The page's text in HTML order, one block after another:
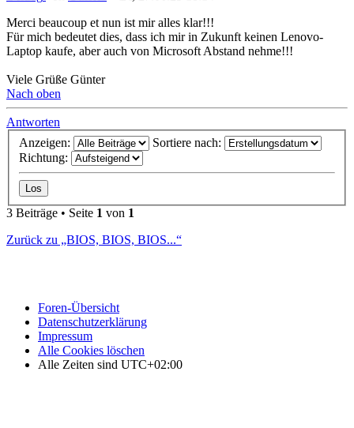
Merci beaucoup et nun ist mir alles klar!!!
Für mich bedeutet dies, dass ich mir in Zukunft keinen Lenovo-
Laptop kaufe, aber auch von Microsoft Abstand nehme!!!
Viele Grüße Günter
Nach oben
Antworten
Anzeigen:
Sortiere nach:
Richtung:
3 Beiträge • Seite 1 von 1
Zurück zu „BIOS, BIOS, BIOS...“
Foren-Übersicht
Datenschutzerklärung
Impressum
Alle Cookies löschen
Alle Zeiten sind UTC+02:00